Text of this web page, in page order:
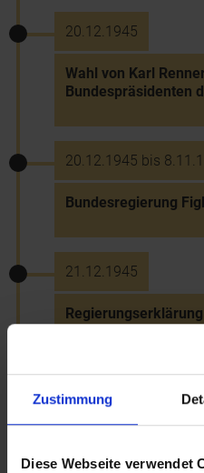
Zustimmung
Diese Webseite verwendet
20.12.1945
Wahl von Karl
Bundespräsidenten
20.12.1945 bis
Bundesregierung
21.12.1945
31.12.1950
Wien